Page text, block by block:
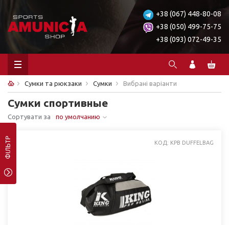
+38 (067) 448-80-08
+38 (050) 499-75-75
+38 (093) 072-49-35
Сумки та рюкзаки Сумки Вибрані варіанти
Сумки спортивные
Сортувати за по умолчанию
ФІЛЬТР КОД: KPB DUFFELBAG